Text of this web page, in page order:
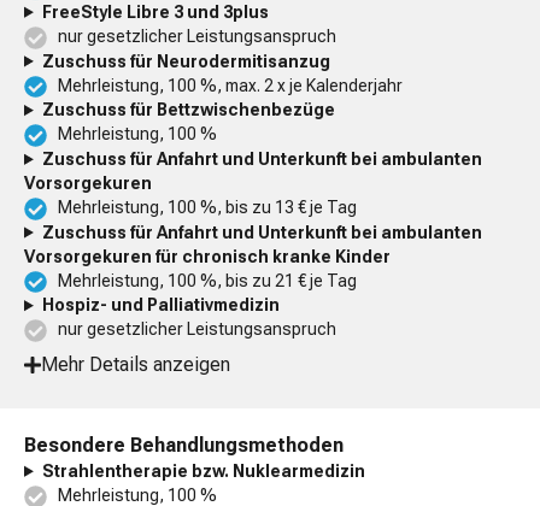
FreeStyle Libre 3 und 3plus
nur gesetzlicher Leistungsanspruch
Zuschuss für Neurodermitisanzug
Mehrleistung, 100 %, max. 2 x je Kalenderjahr
Zuschuss für Bettzwischenbezüge
Mehrleistung, 100 %
Zuschuss für Anfahrt und Unterkunft bei ambulanten
Vorsorgekuren
Mehrleistung, 100 %, bis zu 13 € je Tag
Zuschuss für Anfahrt und Unterkunft bei ambulanten
Vorsorgekuren für chronisch kranke Kinder
Mehrleistung, 100 %, bis zu 21 € je Tag
Hospiz- und Palliativmedizin
nur gesetzlicher Leistungsanspruch
Mehr Details anzeigen
Besondere Behandlungsmethoden
Strahlentherapie bzw. Nuklearmedizin
Mehrleistung, 100 %